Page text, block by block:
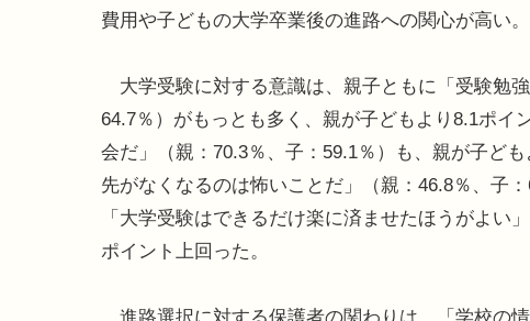
費用や子どもの大学卒業後の進路への関心が高い。
大学受験に対する意識は、親子ともに「受験勉
64.7％）がもっとも多く、親が子どもより8.1ポ
会だ」（親：70.3％、子：59.1％）も、親が子ど
先がなくなるのは怖いことだ」（親：46.8％、子
「大学受験はできるだけ楽に済ませたほうがよい
ポイント上回った。